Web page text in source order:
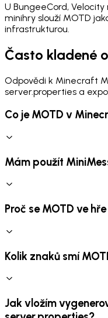
U BungeeCord,
minihry slouží MOTD
infrastrukturou.
Často kladené
Odpovědi k Minecraft
server.properties a
Co je MOTD v
Mám použít
Proč se MOTD ve
Kolik znaků smí
Jak vložím